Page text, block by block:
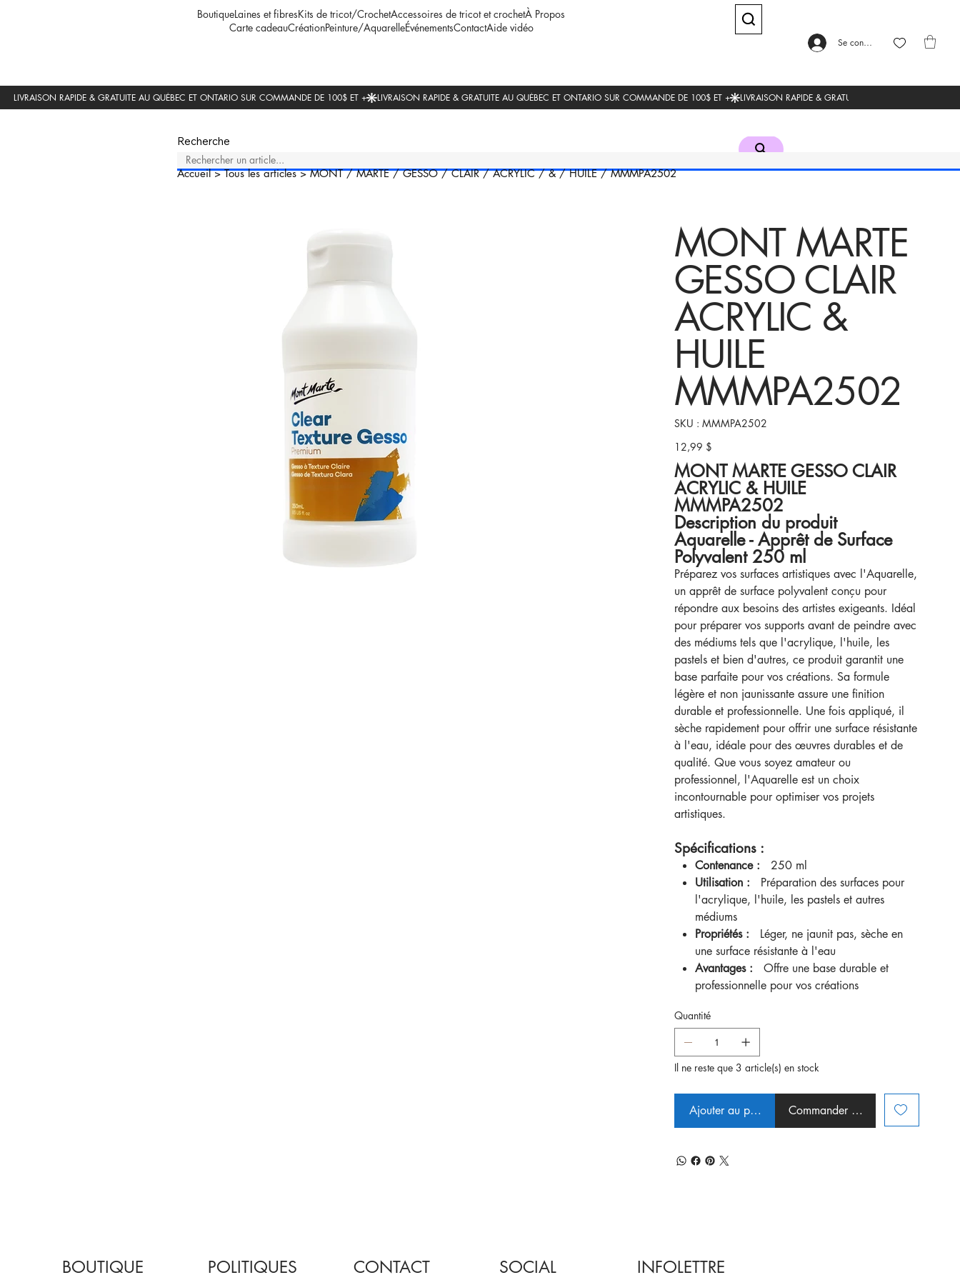
BoutiqueLaines et fibresKits de tricot/CrochetAccessoires de tricot et crochetÀ Propos
Carte cadeauCréationPeinture/AquarelleÉvénementsContactAide vidéo
Se connecter
Recherche
Accueil>Tous les articles>MONT / MARTE / GESSO / CLAIR / ACRYLIC / & / HUILE / MMMPA2502
MONT MARTE
GESSO CLAIR
ACRYLIC &
HUILE
MMMPA2502
SKU : SKU
MMMPA2502
MMMPA2502
Prix
12,99 $
MONT MARTE GESSO CLAIR
ACRYLIC & HUILE
MMMPA2502
Description du produit
Aquarelle - Apprêt de Surface
Polyvalent 250 ml
Préparez vos surfaces artistiques avec l'Aquarelle,
un apprêt de surface polyvalent conçu pour
répondre aux besoins des artistes exigeants. Idéal
pour préparer vos supports avant de peindre avec
des médiums tels que l'acrylique, l'huile, les
pastels et bien d'autres, ce produit garantit une
base parfaite pour vos créations. Sa formule
légère et non jaunissante assure une finition
durable et professionnelle. Une fois appliqué, il
sèche rapidement pour offrir une surface résistante
à l'eau, idéale pour des œuvres durables et de
qualité. Que vous soyez amateur ou
professionnel, l'Aquarelle est un choix
incontournable pour optimiser vos projets
artistiques.
Spécifications :
Contenance :
250 ml
Utilisation :
Préparation des surfaces pour
l'acrylique, l'huile, les pastels et autres
médiums
Propriétés :
Léger, ne jaunit pas, sèche en
une surface résistante à l'eau
Avantages :
Offre une base durable et
professionnelle pour vos créations
Quantité
Il ne reste que 3 article(s) en stock
Ajouter au panier Commander et payer
BOUTIQUE POLITIQUES CONTACT SOCIAL INFOLETTRE